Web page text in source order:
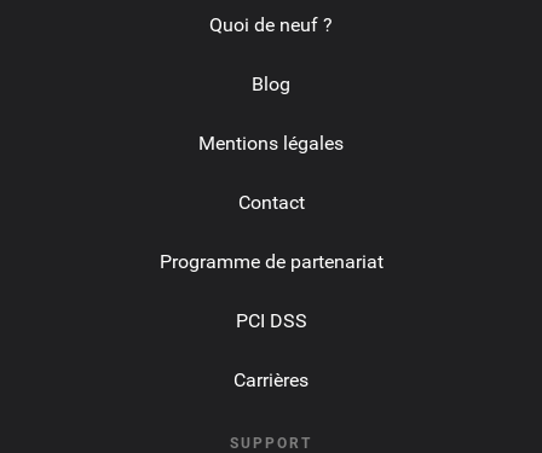
Quoi de neuf ?
Blog
Mentions légales
Contact
Programme de partenariat
PCI DSS
Carrières
SUPPORT